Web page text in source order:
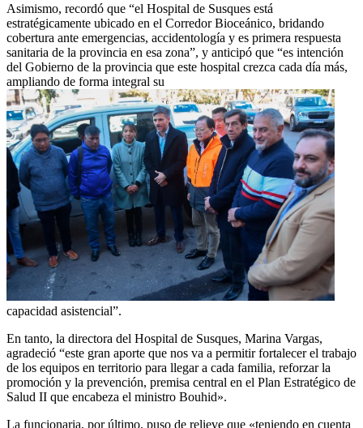
Asimismo, recordó que “el Hospital de Susques está
estratégicamente ubicado en el Corredor Bioceánico, bridando
cobertura ante emergencias, accidentología y es primera respuesta
sanitaria de la provincia en esa zona”, y anticipó que “es intención
del Gobierno de la provincia que este hospital crezca cada día más,
ampliando de forma integral su
capacidad asistencial”.
En tanto, la directora del Hospital de Susques, Marina Vargas,
agradeció “este gran aporte que nos va a permitir fortalecer el trabajo
de los equipos en territorio para llegar a cada familia, reforzar la
promoción y la prevención, premisa central en el Plan Estratégico de
Salud II que encabeza el ministro Bouhid».
La funcionaria, por último, puso de relieve que «teniendo en cuenta